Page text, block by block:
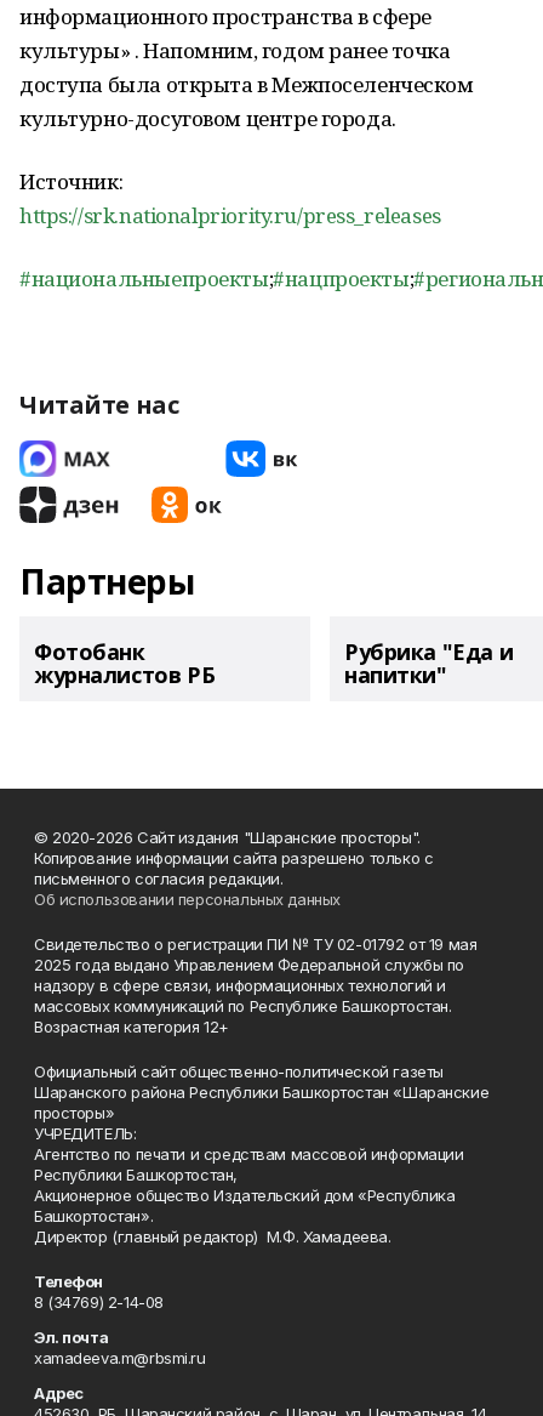
информационного пространства в сфере
культуры» . Напомним, годом ранее точка
доступа была открыта в Межпоселенческом
культурно-досуговом центре города.
Источник:
https://srk.nationalpriority.ru/press_releases
#национальныепроекты;#нацпроекты;
Читайте нас
Партнеры
Фотобанк
журналистов РБ
Рубрика "Еда и
напитки"
© 2020-2026 Сайт издания "Шаранские просторы".
Копирование информации сайта разрешено только с
письменного согласия редакции.
Об использовании персональных данных
Свидетельство о регистрации ПИ № ТУ 02-01792 от 19 мая
2025 года выдано Управлением Федеральной службы по
надзору в сфере связи, информационных технологий и
массовых коммуникаций по Республике Башкортостан.
Возрастная категория 12+
Официальный сайт общественно-политической газеты
Шаранского района Республики Башкортостан «Шаранские
просторы»
УЧРЕДИТЕЛЬ:
Агентство по печати и средствам массовой информации
Республики Башкортостан,
Акционерное общество Издательский дом «Республика
Башкортостан».
Директор (главный редактор) М.Ф. Хамадеева.
Телефон
8 (34769) 2-14-08
Эл. почта
xamadeeva.m@rbsmi.ru
Адрес